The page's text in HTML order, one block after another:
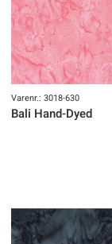
Varenr.: 3018-630
Bali Hand-Dyed